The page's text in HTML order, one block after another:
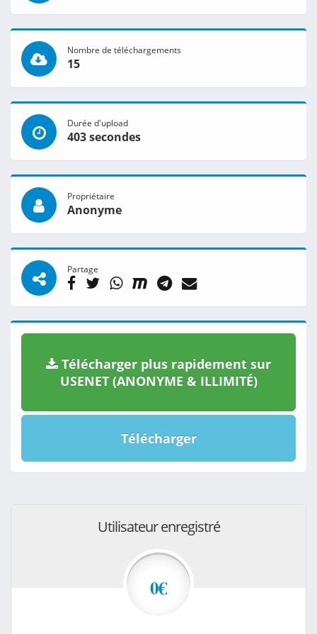
Nombre de téléchargements
15
Durée d'upload
403 secondes
Propriétaire
Anonyme
Partage
Télécharger plus rapidement sur
USENET (ANONYME & ILLIMITÉ)
Télécharger
Utilisateur enregistré
0€